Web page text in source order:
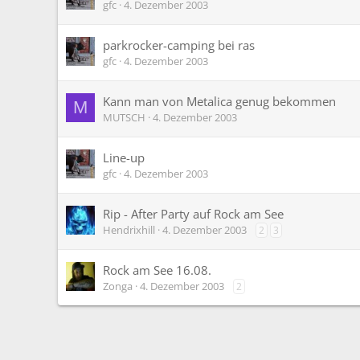
gfc 4. Dezember 2003
parkrocker-camping bei ras
gfc 4. Dezember 2003
M Kann man von Metalica genug bekommen
MUTSCH 4. Dezember 2003
Line-up
gfc 4. Dezember 2003
Rip - After Party auf Rock am See
Hendrixhill 4. Dezember 2003 2 3
Rock am See 16.08.
Zonga 4. Dezember 2003 2